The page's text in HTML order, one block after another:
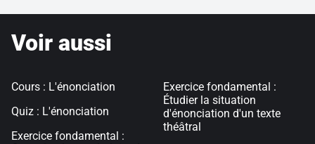
Voir aussi
Cours : L'énonciation
Quiz : L'énonciation
Exercice fondamental :
Exercice fondamental :
Étudier la situation
d'énonciation d'un texte
théâtral